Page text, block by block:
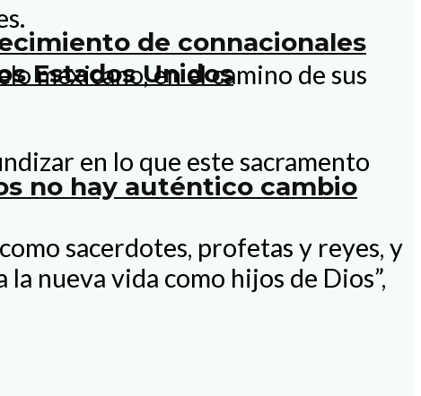
de connacionales
Estados Unidos
no hay auténtico cambio
mexicano, en el camino de sus
en lo que este sacramento
sacerdotes, profetas y reyes, y
nueva vida como hijos de Dios”,